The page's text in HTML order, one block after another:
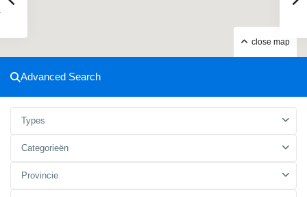
close map
Advanced Search
Types
Categorieën
Provincie